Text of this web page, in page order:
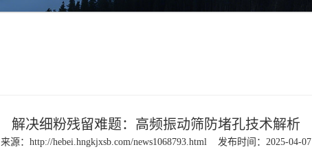
解决细粉残留难题：高频振动筛防堵孔技术解析
来源： http://hebei.hngkjxsb.com/news1068793.html 发布时间：2025-04-07